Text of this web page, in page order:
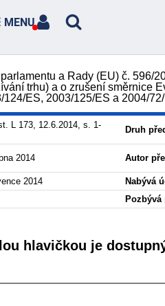
a Rady (EU) č. 596/
trhu) a o zrušení směrnice
ES, 2003/125/ES a 2004/
L 173, 12.6.2014, s. 1-
Druh
2014 Autor
2014
Nabývá
hlavičkou je
MENU